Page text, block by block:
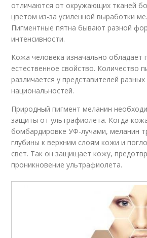
отличаются от окружающих тканей
цветом из-за усиленной выработки
Пигментные пятна бывают разной
интенсивности.
Кожа человека изначально обладает
естественное свойство. Количество
различается у представителей разных
национальностей.
Природный пигмент меланин
защиты от ультрафиолета. Когда
бомбардировке УФ-лучами, меланин
глубины к верхним слоям кожи и
свет. Так он защищает кожу,
проникновение ультрафиолета.